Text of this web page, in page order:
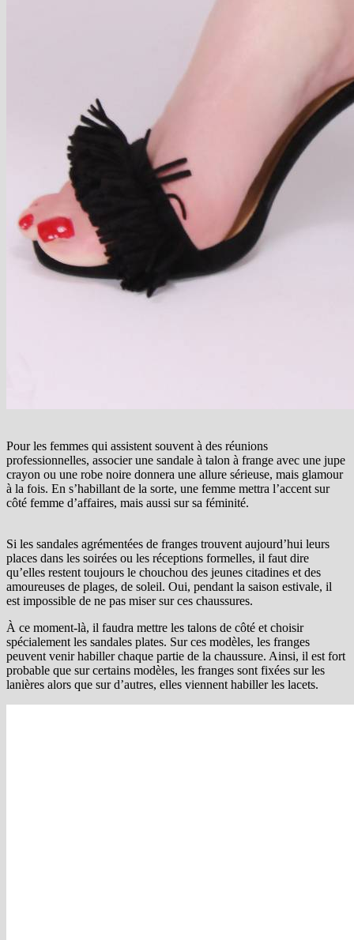
Pour les femmes qui assistent souvent à des réunions
professionnelles, associer une sandale à talon à frange avec une jupe
crayon ou une robe noire donnera une allure sérieuse, mais glamour
à la fois. En s’habillant de la sorte, une femme mettra l’accent sur
côté femme d’affaires, mais aussi sur sa féminité.
Si les sandales agrémentées de franges trouvent aujourd’hui leurs
places dans les soirées ou les réceptions formelles, il faut dire
qu’elles restent toujours le chouchou des jeunes citadines et des
amoureuses de plages, de soleil. Oui, pendant la saison estivale, il
est impossible de ne pas miser sur ces chaussures.
À ce moment-là, il faudra mettre les talons de côté et choisir
spécialement les sandales plates. Sur ces modèles, les franges
peuvent venir habiller chaque partie de la chaussure. Ainsi, il est fort
probable que sur certains modèles, les franges sont fixées sur les
lanières alors que sur d’autres, elles viennent habiller les lacets.